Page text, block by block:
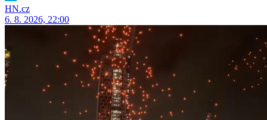
HN.cz
6. 8. 2026, 22:00